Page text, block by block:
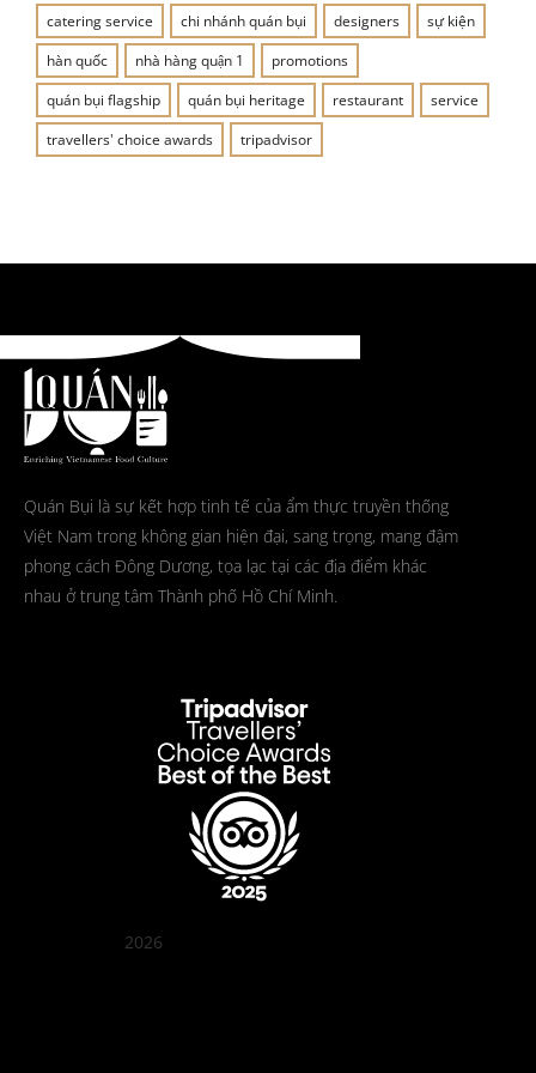
catering service chi nhánh quán bụi designers
sự kiện
hàn quốc
nhà hàng quận 1
promotions
quán bụi flagship
quán bụi heritage restaurant
service
travellers' choice awards
tripadvisor
Quán Bụi là sự kết hợp tinh tế của ẩm thực truyền thống
Việt Nam trong không gian hiện đại, sang trọng, mang đậm
phong cách Đông Dương, tọa lạc tại các địa điểm khác
nhau ở trung tâm Thành phố Hồ Chí Minh.
2026